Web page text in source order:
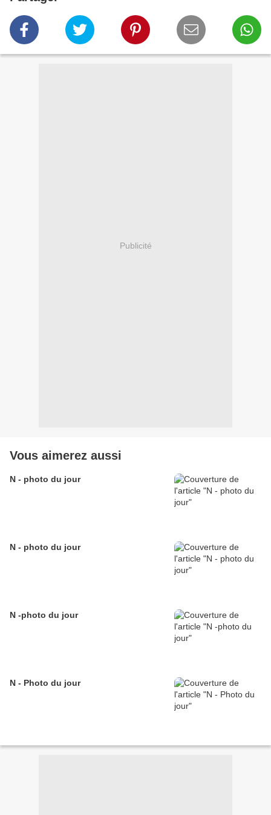
Publicité
Vous aimerez aussi
N - photo du jour
N - photo du jour
N -photo du jour
N - Photo du jour